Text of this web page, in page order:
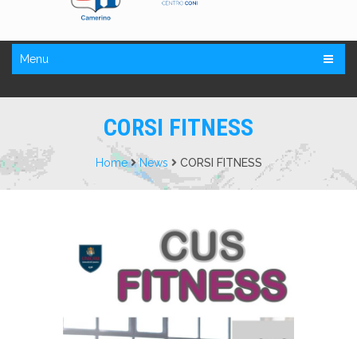
Menu
CORSI FITNESS
Home News CORSI FITNESS